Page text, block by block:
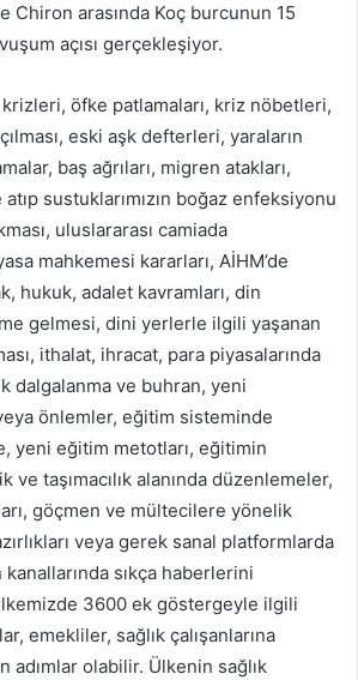
Chiron arasında Koç burcunun 15
açısı gerçekleşiyor.
öfke patlamaları, kriz nöbetleri,
eski aşk defterleri, yaraların
baş ağrıları, migren atakları,
sustuklarımızın boğaz enfeksiyonu
uluslararası camiada
mahkemesi kararları, AİHM’de
hukuk, adalet kavramları, din
gelmesi, dini yerlerle ilgili yaşanan
ithalat, ihracat, para piyasalarında
dalgalanma ve buhran, yeni
önlemler, eğitim sisteminde
yeni eğitim metotları, eğitimin
ve taşımacılık alanında düzenlemeler,
göçmen ve mültecilere yönelik
veya gerek sanal platformlarda
sıkça haberlerini
3600 ek göstergeyle ilgili
emekliler, sağlık çalışanlarına
adımlar olabilir. Ülkenin sağlık